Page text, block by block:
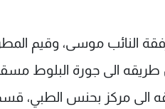
النائب موسى، وقيم
طريقه الى جورة
الى مركز بحنس الطبي،